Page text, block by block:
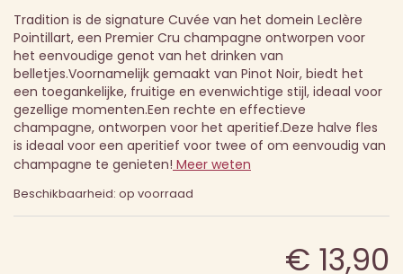
Tradition is de signature Cuvée van het domein Leclère
Pointillart, een Premier Cru champagne ontworpen voor
het eenvoudige genot van het drinken van
belletjes.Voornamelijk gemaakt van Pinot Noir, biedt het
een toegankelijke, fruitige en evenwichtige stijl, ideaal voor
gezellige momenten.Een rechte en effectieve
champagne, ontworpen voor het aperitief.Deze halve fles
is ideaal voor een aperitief voor twee of om eenvoudig van
champagne te genieten! Meer weten
Beschikbaarheid: op voorraad
€ 13,90